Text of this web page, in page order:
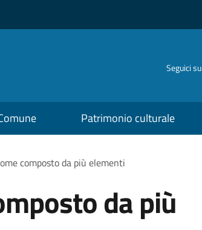
Seguici su
Patrimonio culturale
composto da più elementi
da più